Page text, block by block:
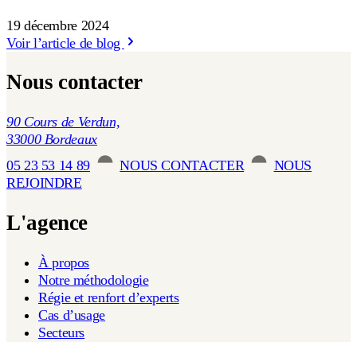
19 décembre 2024
Voir l’article de blog
Nous contacter
90 Cours de Verdun,
33000 Bordeaux
05 23 53 14 89
NOUS CONTACTER
NOUS
REJOINDRE
L'agence
À propos
Notre méthodologie
Régie et renfort d’experts
Cas d’usage
Secteurs